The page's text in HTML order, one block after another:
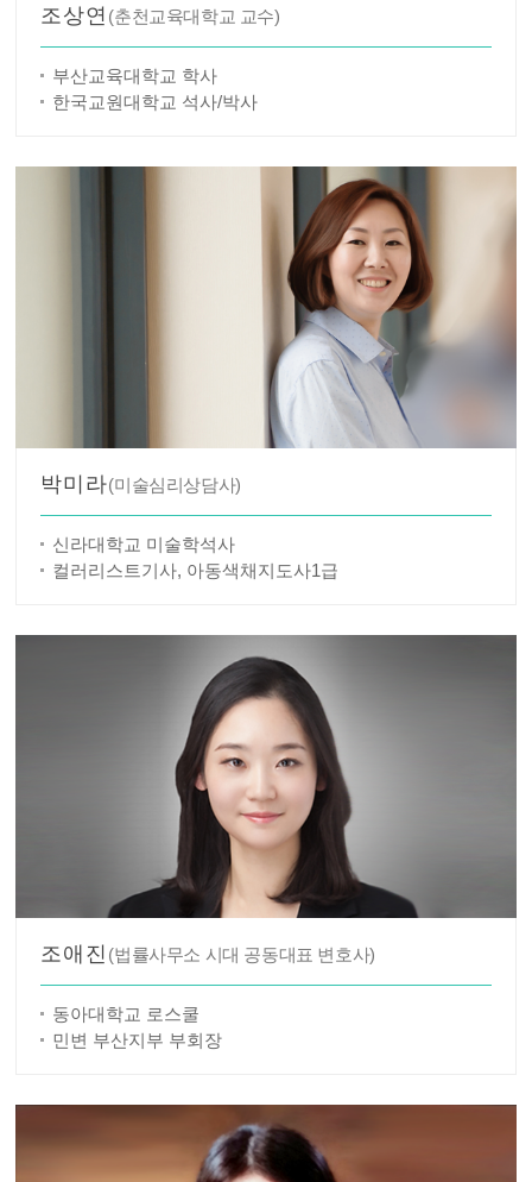
조상연 (춘천교육대학교 교수)
부산교육대학교 학사
한국교원대학교 석사/박사
박미라(미술심리상담사)
신라대학교 미술학석사
컬러리스트기사, 아동색채지도사1급
조애진 (법률사무소 시대 공동대표 변호사)
동아대학교 로스쿨
민변 부산지부 부회장